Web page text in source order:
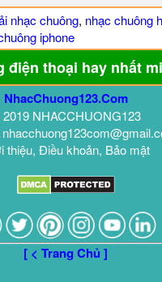
nhạc chuông, nhạc chuông
iphone
điện thoại hay nhất
NhacChuong123.Com
NHACCHUONG123
thiệu, Điều khoản, Bảo mật
[ < Trang Chủ ]